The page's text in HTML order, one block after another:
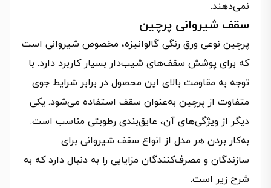
نمی‌دهند.
سقف شیروانی پرچین
پرچین نوعی ورق‌ رنگی گالوانیزه، مخصوص شیروانی است
که برای پوشش سقف‌های شیب‌دار بسیار کاربرد دارد. با
توجه به مقاومت بالای این محصول در برابر شرایط جوی
متفاوت از پرچین به‌عنوان سقف استفاده می‌شود. یکی
دیگر از ویژگی‌های آن، عایق‌بندی رطوبتی مناسب است.
به‌کار بردن هر مدل از انواع سقف شیروانی برای
سازندگان و مصرف‌کنندگان مزایایی را به دنبال دارد که به
شرح زیر است.